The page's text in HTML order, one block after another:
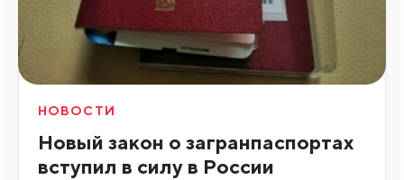
НОВОСТИ
Новый закон о загранпаспортах
вступил в силу в России